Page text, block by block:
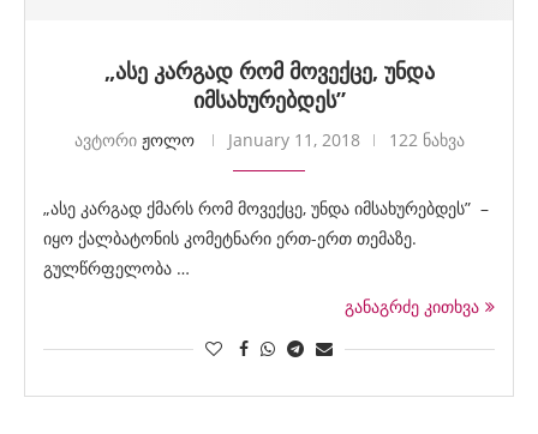
„ასე კარგად რომ მოვექცე, უნდა
იმსახურებდეს”
ავტორი ჟოლო January 11, 2018 122 ნახვა
„ასე კარგად ქმარს რომ მოვექცე, უნდა იმსახურებდეს” –
იყო ქალბატონის კომეტნარი ერთ-ერთ თემაზე.
გულწრფელობა …
განაგრძე კითხვა